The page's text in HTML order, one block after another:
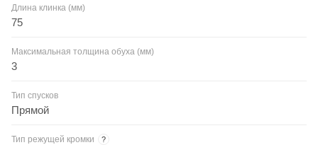
Длина клинка (мм)
75
Максимальная толщина обуха (мм)
3
Тип спусков
Прямой
Тип режущей кромки ?